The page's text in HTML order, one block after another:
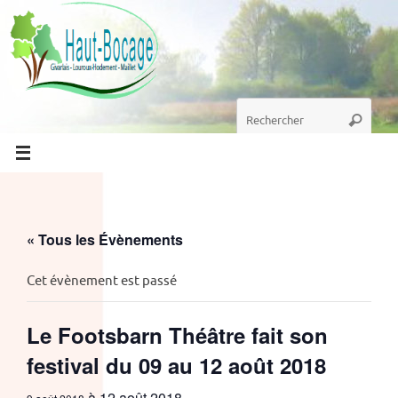
Passer
au
contenu
Recherche
pour
« Tous les Évènements
Cet évènement est passé
Le Footsbarn Théâtre fait son
festival du 09 au 12 août 2018